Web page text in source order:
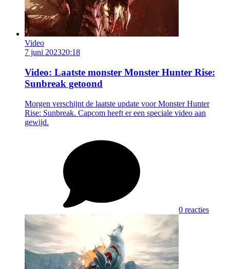
Video
7 juni 202320:18
Video: Laatste monster Monster Hunter Rise:
Sunbreak getoond
Morgen verschijnt de laatste update voor Monster Hunter
Rise: Sunbreak. Capcom heeft er een speciale video aan
gewijd.
0 reacties